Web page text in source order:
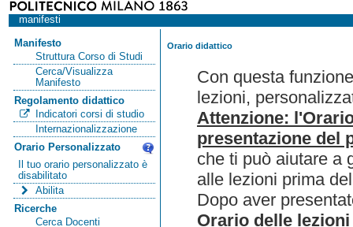
manifesti
Manifesto
Struttura Corso di Studi
Cerca/Visualizza
Manifesto
Regolamento didattico
Indicatori corsi di studio
Internazionalizzazione
Orario Personalizzato
Il tuo orario personalizzato è
disabilitato
Abilita
Ricerche
Cerca Docenti
Orario didattico
Con questa
lezioni,
Attenzione:
presentazione del
che ti può aiutare a
alle lezioni prima
Dopo aver
Orario delle lezioni